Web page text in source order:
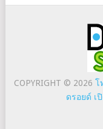
COPYRIGHT © 2026 โ
ดรอยด์ เ